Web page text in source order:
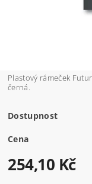
Plastový rámeček
černá.
Dostupnost
Cena
254,10 Kč